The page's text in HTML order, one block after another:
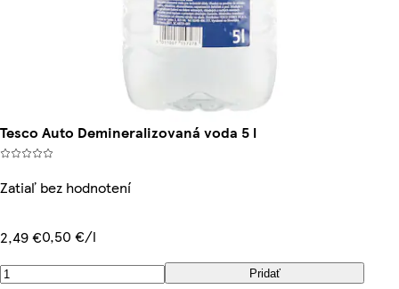
Tesco Auto Demineralizovaná voda 5 l
Zatiaľ bez hodnotení
2,49 €0,50 €/l
Pridať